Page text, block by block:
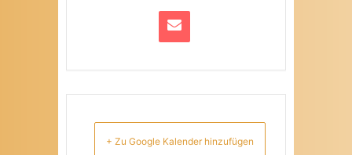
+ Zu Google Kalender hinzufügen